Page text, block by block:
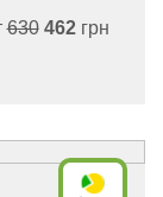
630 462грн